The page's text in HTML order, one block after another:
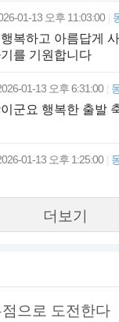
01-13 오후 11:03:00
복하고 아름답게
를 기원합니다
01-13 오후 6:31:00
군요 행복한 출발
01-13 오후 1:25:00
더보기
으로 도전한다